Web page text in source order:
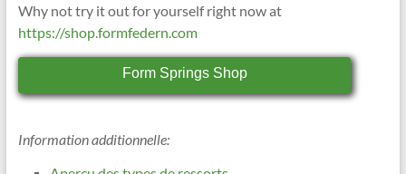
Why not try it out for yourself right now at
https://shop.formfedern.com
Form Springs Shop
Information additionnelle: